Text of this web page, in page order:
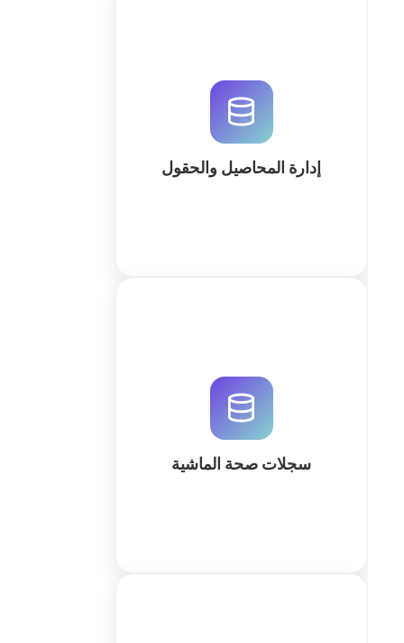
إدارة المحاصيل والحقول
نظام إدارة المحاصيل والحقول المتطور
من QuintaDB. تتبع الحصاد والري
والعمالة في نظام واحد. ابدأ الآن
باستخدام منشئ الذكاء الاصطناعي.
سجلات صحة الماشية
التحصينات والإنتاجية باستخدام نظام
QuintaDB القابل للتخصيص والمدعوم
بالذكاء الاصطناعي. ابدأ في بناء مساحة
عملك الذكية اليوم.